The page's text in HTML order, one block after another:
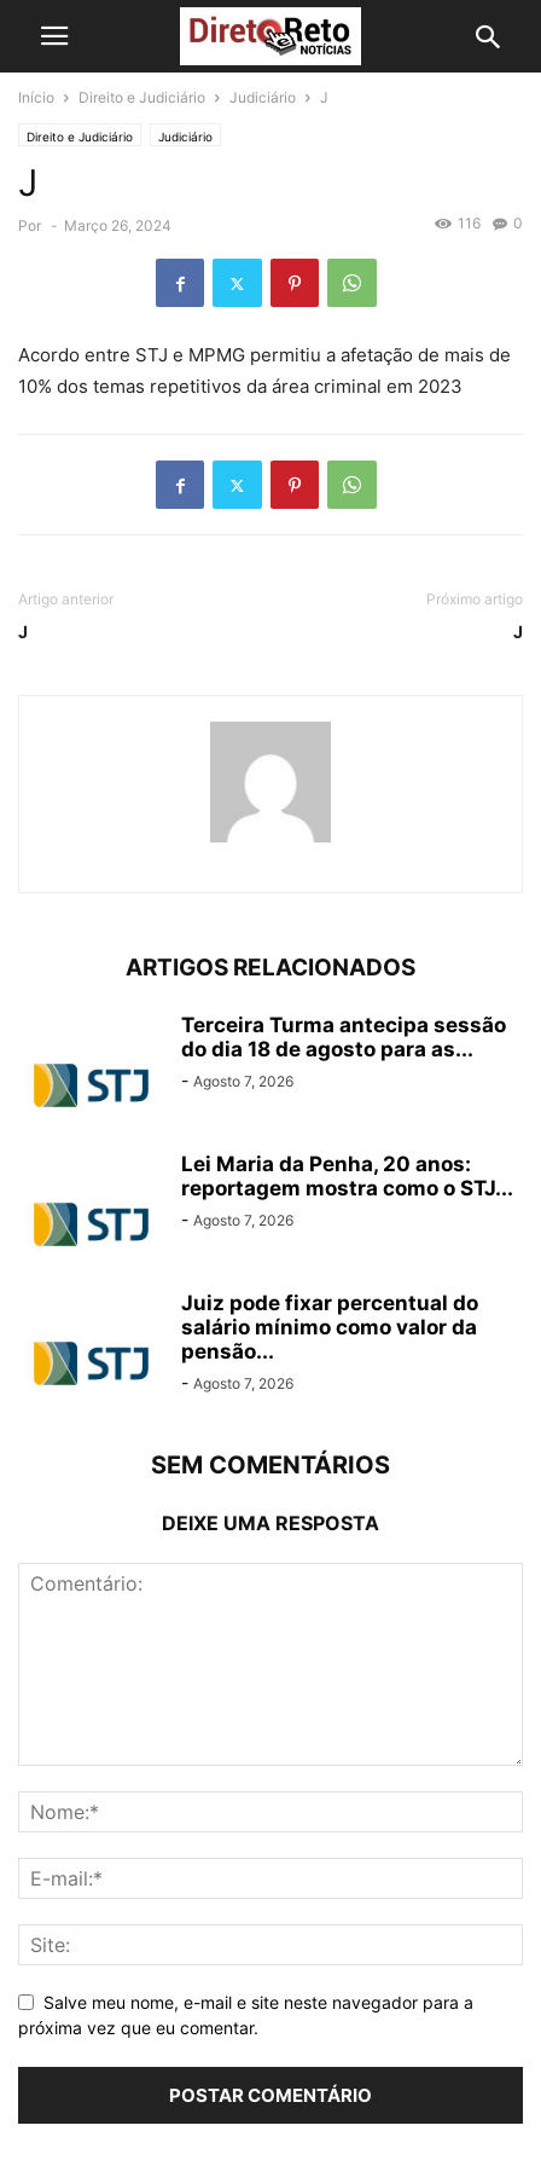
Início Direito e Judiciário Judiciário J
Direito e Judiciário Judiciário
J
Por - Março 26, 2024 0
116
Acordo entre STJ e MPMG permitiu a afetação de mais de
10% dos temas repetitivos da área criminal em 2023
Artigo anterior
J
Próximo artigo
J
ARTIGOS RELACIONADOS
Terceira Turma antecipa sessão
do dia 18 de agosto para as...
- Agosto 7, 2026
Lei Maria da Penha, 20 anos:
reportagem mostra como o STJ...
- Agosto 7, 2026
Juiz pode fixar percentual do
salário mínimo como valor da
pensão...
- Agosto 7, 2026
SEM COMENTÁRIOS
DEIXE UMA RESPOSTA
Salve meu nome, e-mail e site neste navegador para a
próxima vez que eu comentar.